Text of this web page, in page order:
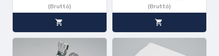
(Bruttó) (Bruttó)